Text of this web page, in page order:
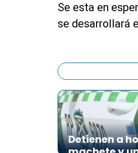
Se esta en
se desarrollará
Detienen a